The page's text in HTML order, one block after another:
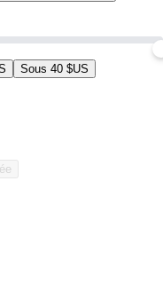
Sous 40 $US